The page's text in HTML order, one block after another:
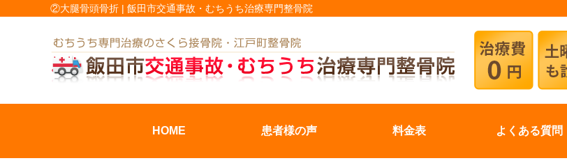
②大腿骨頭骨折 | 飯田市交通事故・むちうち治療専門整骨院
HOME 患者様の声 料金表 よくある質問